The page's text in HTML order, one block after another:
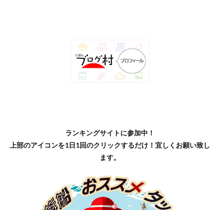
ランキングサイトに参加中！
上部のアイコンを1日1回のクリックするだけ！宜しくお願い致し
ます。